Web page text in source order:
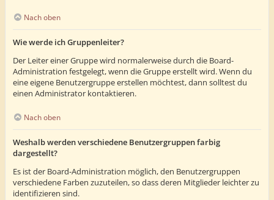
Nach oben
Wie werde ich Gruppenleiter?
Der Leiter einer Gruppe wird normalerweise durch die Board-
Administration festgelegt, wenn die Gruppe erstellt wird. Wenn du
eine eigene Benutzergruppe erstellen möchtest, dann solltest du
einen Administrator kontaktieren.
Nach oben
Weshalb werden verschiedene Benutzergruppen farbig
dargestellt?
Es ist der Board-Administration möglich, den Benutzergruppen
verschiedene Farben zuzuteilen, so dass deren Mitglieder leichter zu
identifizieren sind.